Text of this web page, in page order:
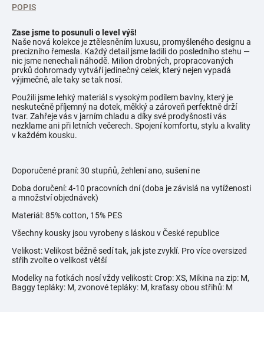
POPIS
Zase jsme to posunuli o level výš!
Naše nová kolekce je ztělesněním luxusu, promyšleného designu a
precizního řemesla. Každý detail jsme ladili do posledního stehu —
nic jsme nenechali náhodě. Milion drobných, propracovaných
prvků dohromady vytváří jedinečný celek, který nejen vypadá
výjimečně, ale taky se tak nosí.
Použili jsme lehký materiál s vysokým podílem bavlny, který je
neskutečně příjemný na dotek, měkký a zároveň perfektně drží
tvar. Zahřeje vás v jarním chladu a díky své prodyšnosti vás
nezklame ani při letních večerech. Spojení komfortu, stylu a kvality
v každém kousku.
Doporučené praní: 30 stupňů, žehlení ano, sušení ne
Doba doručení: 4-10 pracovních dní (doba je závislá na vytíženosti
a množství objednávek)
Materiál: 85% cotton, 15% PES
Všechny kousky jsou vyrobeny s láskou v České republice
Velikost: Velikost běžně sedí tak, jak jste zvyklí. Pro více oversized
střih zvolte o velikost větší
Modelky na fotkách nosí vždy velikosti:Crop: XS, Mikina na zip: M,
Baggy tepláky: M, zvonové tepláky: M, kraťasy obou střihů: M